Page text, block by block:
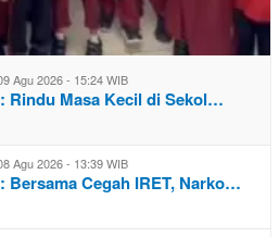
Agu 2026 - 15:24 WIB
Rindu Masa Kecil di Sekol…
Agu 2026 - 13:39 WIB
Bersama Cegah IRET, Narko…